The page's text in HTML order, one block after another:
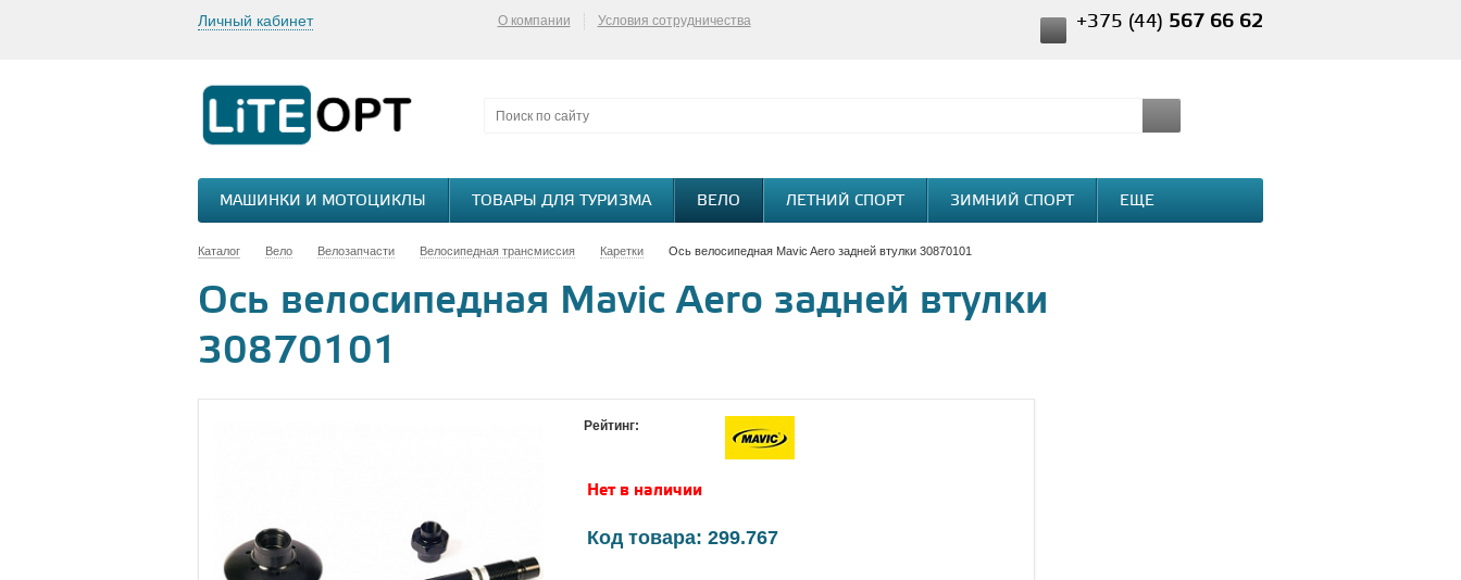
Личный кабинет О компании Условия сотрудничества +375 (44) 567 66 62
МАШИНКИ И МОТОЦИКЛЫ ТОВАРЫ ДЛЯ ТУРИЗМА ВЕЛО ЛЕТНИЙ СПОРТ ЗИМНИЙ СПОРТ ЕЩЕ
Каталог Вело Велозапчасти Велосипедная трансмиссия Каретки Ось велосипедная Mavic Aero задней втулки 30870101
Ось велосипедная Mavic Aero задней втулки
30870101
Рейтинг:
Нет в наличии
Код товара: 299.767